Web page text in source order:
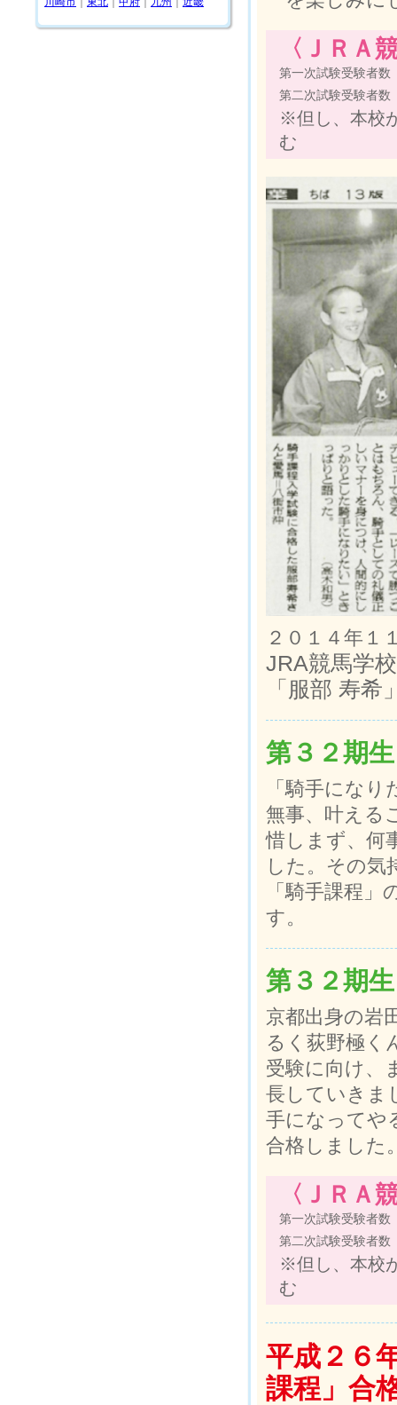
〈ＪＲＡ
第一次試験受験者数
第二次試験受験者数
※但し、本校
む
２０１４年
JRA競馬学
「服部 寿希
第３２期生
「騎手にな
無事、叶える
惜しまず、何
した。その気
「騎手課程
す。
第３２期生
京都出身の岩
るく荻野極く
受験に向け、
長していきま
手になってや
合格しました
〈ＪＲＡ
第一次試験受験者数
第二次試験受験者数
※但し、本校
む
平成２６
課程」合